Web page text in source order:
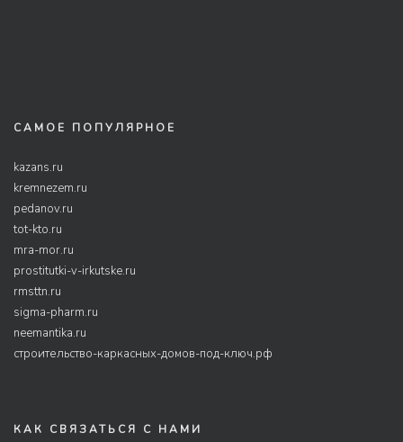
САМОЕ ПОПУЛЯРНОЕ
kazans.ru
kremnezem.ru
pedanov.ru
tot-kto.ru
mra-mor.ru
prostitutki-v-irkutske.ru
rmsttn.ru
sigma-pharm.ru
neemantika.ru
строительство-каркасных-домов-под-ключ.рф
КАК СВЯЗАТЬСЯ С НАМИ